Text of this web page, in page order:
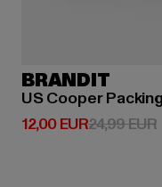
BRANDIT
US Cooper
12,00 EUR
Derzeitiger Preis:
24,99 EUR